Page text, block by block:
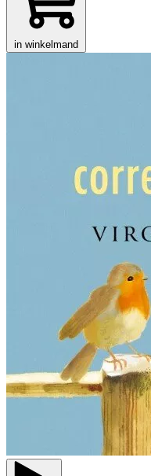
in winkelmand